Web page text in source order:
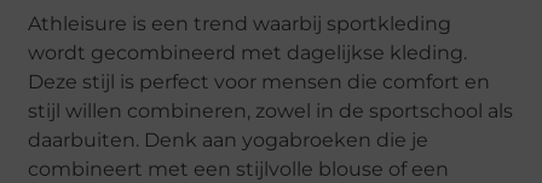
Athleisure is een trend waarbij sportkleding
wordt gecombineerd met dagelijkse kleding.
Deze stijl is perfect voor mensen die comfort en
stijl willen combineren, zowel in de sportschool als
daarbuiten. Denk aan yogabroeken die je
combineert met een stijlvolle blouse of een